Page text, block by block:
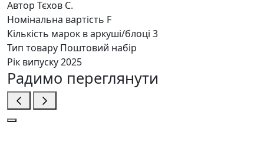
Автор Тєхов С.
Номінальна вартість F
Кількість марок в аркуші/блоці 3
Тип товару Поштовий набір
Рік випуску2025
Радимо переглянути